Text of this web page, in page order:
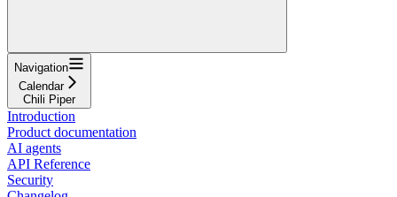
Navigation
Calendar
Chili Piper
Introduction
Product documentation
AI agents
API Reference
Security